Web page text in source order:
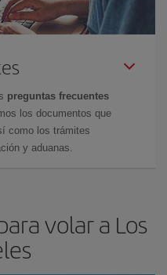
preguntas frecuentes
los documentos que
como los trámites
y aduanas.
volar a Los